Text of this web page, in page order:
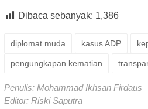
Dibaca sebanyak: 1,386
diplomat muda kasus ADP
pengungkapan kematian
Penulis: Mohammad Ikhsan Firdaus
Editor: Riski Saputra